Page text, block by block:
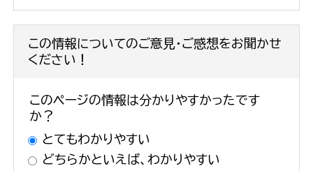
この情報についてのご意見・ご感想をお聞かせ
ください！
このページの情報は分かりやすかったです
か？
とてもわかりやすい
どちらかといえば、わかりやすい